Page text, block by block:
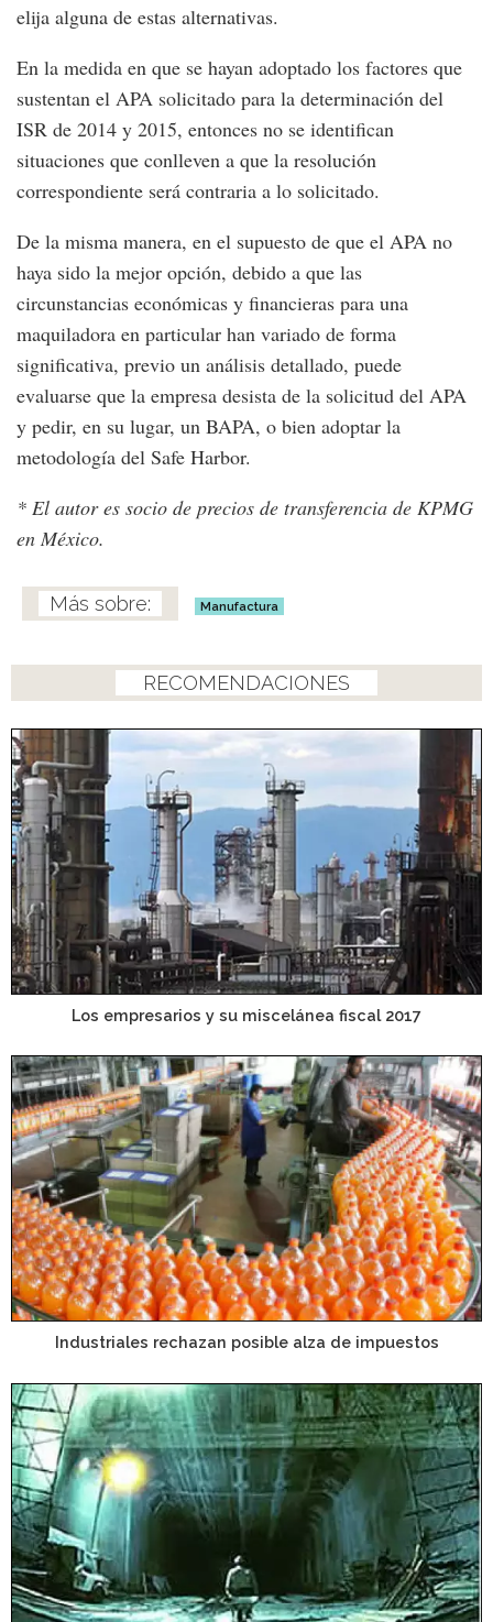
elija alguna de estas alternativas.
En la medida en que se hayan adoptado los factores que
sustentan el APA solicitado para la determinación del
ISR de 2014 y 2015, entonces no se identifican
situaciones que conlleven a que la resolución
correspondiente será contraria a lo solicitado.
De la misma manera, en el supuesto de que el APA no
haya sido la mejor opción, debido a que las
circunstancias económicas y financieras para una
maquiladora en particular han variado de forma
significativa, previo un análisis detallado, puede
evaluarse que la empresa desista de la solicitud del APA
y pedir, en su lugar, un BAPA, o bien adoptar la
metodología del Safe Harbor.
* El autor es socio de precios de transferencia de KPMG
en México.
Manufactura
RECOMENDACIONES
Los empresarios y su miscelánea fiscal 2017
Industriales rechazan posible alza de impuestos